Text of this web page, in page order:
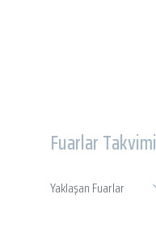
Fuarlar Takvimi
Yaklaşan Fuarlar